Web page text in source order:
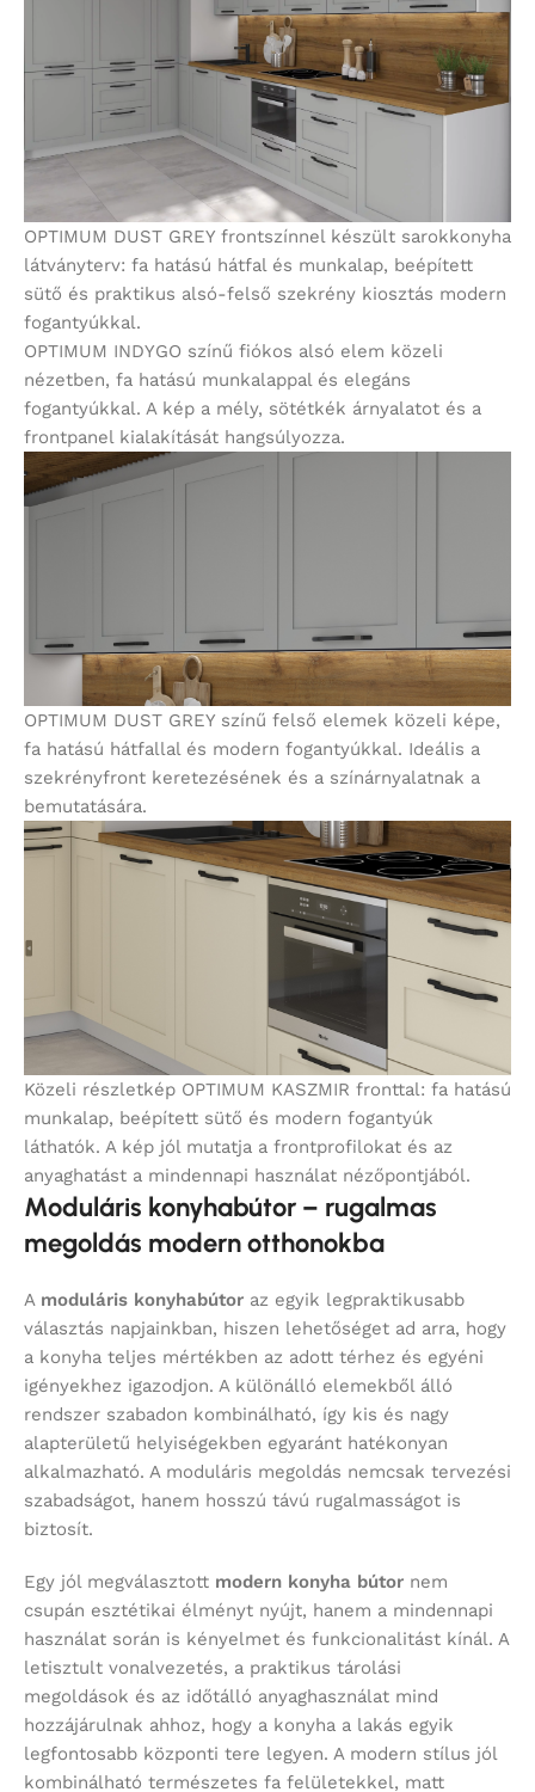
OPTIMUM DUST GREY frontszínnel készült sarokkonyha
látványterv: fa hatású hátfal és munkalap, beépített
sütő és praktikus alsó-felső szekrény kiosztás modern
fogantyúkkal.
OPTIMUM INDYGO színű fiókos alsó elem közeli
nézetben, fa hatású munkalappal és elegáns
fogantyúkkal. A kép a mély, sötétkék árnyalatot és a
frontpanel kialakítását hangsúlyozza.
OPTIMUM DUST GREY színű felső elemek közeli képe,
fa hatású hátfallal és modern fogantyúkkal. Ideális a
szekrényfront keretezésének és a színárnyalatnak a
bemutatására.
Közeli részletkép OPTIMUM KASZMIR fronttal: fa hatású
munkalap, beépített sütő és modern fogantyúk
láthatók. A kép jól mutatja a frontprofilokat és az
anyaghatást a mindennapi használat nézőpontjából.
Moduláris konyhabútor – rugalmas
megoldás modern otthonokba
A moduláris konyhabútor az egyik legpraktikusabb
választás napjainkban, hiszen lehetőséget ad arra, hogy
a konyha teljes mértékben az adott térhez és egyéni
igényekhez igazodjon. A különálló elemekből álló
rendszer szabadon kombinálható, így kis és nagy
alapterületű helyiségekben egyaránt hatékonyan
alkalmazható. A moduláris megoldás nemcsak tervezési
szabadságot, hanem hosszú távú rugalmasságot is
biztosít.
Egy jól megválasztott modern konyha bútor nem
csupán esztétikai élményt nyújt, hanem a mindennapi
használat során is kényelmet és funkcionalitást kínál. A
letisztult vonalvezetés, a praktikus tárolási
megoldások és az időtálló anyaghasználat mind
hozzájárulnak ahhoz, hogy a konyha a lakás egyik
legfontosabb központi tere legyen. A modern stílus jól
kombinálható természetes fa felületekkel, matt